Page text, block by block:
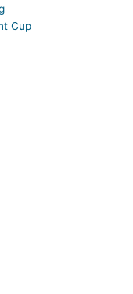
Cup